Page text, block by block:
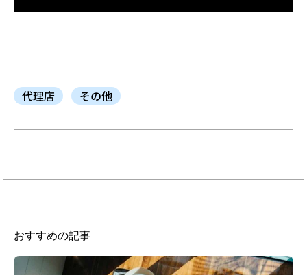
代理店 その他
おすすめの記事